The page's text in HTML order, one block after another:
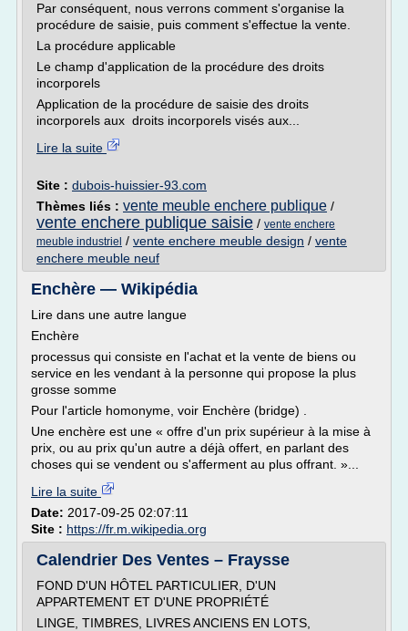
Par conséquent, nous verrons comment s'organise la
procédure de saisie, puis comment s'effectue la vente.
La procédure applicable
Le champ d'application de la procédure des droits
incorporels
Application de la procédure de saisie des droits
incorporels aux droits incorporels visés aux...
Lire la suite
Site : dubois-huissier-93.com
Thèmes liés : vente meuble enchere publique /
vente enchere publique saisie / vente enchere
meuble industriel / vente enchere meuble design / vente
enchere meuble neuf
Enchère — Wikipédia
Lire dans une autre langue
Enchère
processus qui consiste en l'achat et la vente de biens ou
service en les vendant à la personne qui propose la plus
grosse somme
Pour l'article homonyme, voir Enchère (bridge) .
Une enchère est une « offre d'un prix supérieur à la mise à
prix, ou au prix qu'un autre a déjà offert, en parlant des
choses qui se vendent ou s'afferment au plus offrant. »...
Lire la suite
Date: 2017-09-25 02:07:11
Site : https://fr.m.wikipedia.org
Calendrier Des Ventes – Fraysse
FOND D'UN HÔTEL PARTICULIER, D'UN
APPARTEMENT ET D'UNE PROPRIÉTÉ
LINGE, TIMBRES, LIVRES ANCIENS EN LOTS,